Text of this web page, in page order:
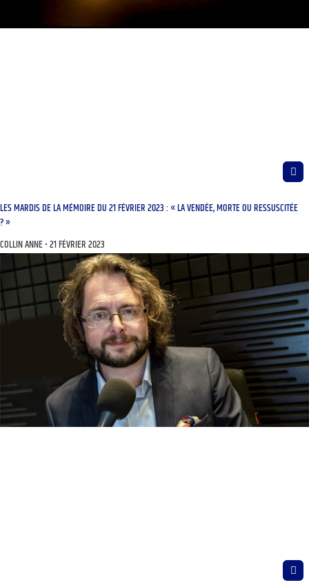
LES MARDIS DE LA MÉMOIRE DU 21 FÉVRIER 2023 : « LA VENDÉE, MORTE OU RESSUSCITÉE
? »
COLLIN ANNE 21 FÉVRIER 2023